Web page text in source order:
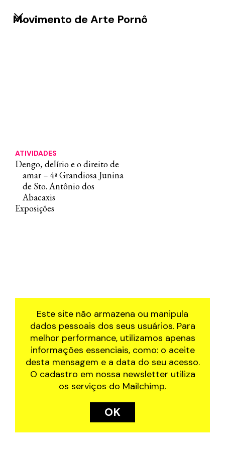
Movimento de Arte Pornô
ATIVIDADES
Dengo, delírio e o direito de
amar – 4ª Grandiosa Junina
de Sto. Antônio dos
Abacaxis
Exposições
Este site não armazena ou manipula
dados pessoais dos seus usuários. Para
melhor performance, utilizamos apenas
informações essenciais, como: o aceite
desta mensagem e a data do seu acesso.
O cadastro em nossa newsletter utiliza
os serviços do Mailchimp.
OK